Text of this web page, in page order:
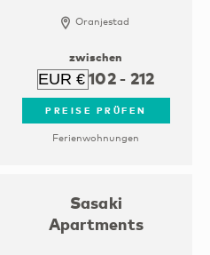
Oranjestad
zwischen
102- 212
PREISE PRÜFEN
Ferienwohnungen
Sasaki
Apartments